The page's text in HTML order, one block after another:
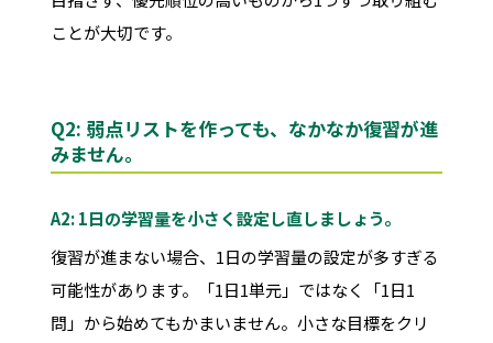
ことが大切です。
Q2: 弱点リストを作っても、なかなか復習が進
みません。
A2: 1日の学習量を小さく設定し直しましょう。
復習が進まない場合、1日の学習量の設定が多すぎる
可能性があります。「1日1単元」ではなく「1日1
問」から始めてもかまいません。小さな目標をクリ